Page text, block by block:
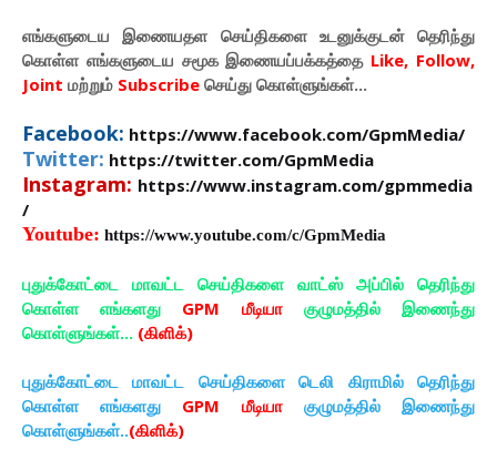
எங்களுடைய இணையதள செய்திகளை உடனுக்குடன் தெரிந்து
கொள்ள எங்களுடைய சமூக இணையப்பக்கத்தை Like, Follow,
Joint மற்றும் Subscribe செய்து கொள்ளுங்கள்...
Facebook: https://www.facebook.com/GpmMedia/
Twitter: https://twitter.com/GpmMedia
Instagram: https://www.instagram.com/gpmmedia
/
Youtube: https://www.youtube.com/c/GpmMedia
புதுக்கோட்டை மாவட்ட செய்திகளை வாட்ஸ் அப்பில் தெரிந்து
கொள்ள எங்களது GPM மீடியாகுழுமத்தில் இணைந்து
கொள்ளுங்கள்... (கிளிக்)
புதுக்கோட்டை மாவட்ட செய்திகளை டெலி கிராமில் தெரிந்து
கொள்ள எங்களது GPM மீடியாகுழுமத்தில் இணைந்து
கொள்ளுங்கள்..(கிளிக்)